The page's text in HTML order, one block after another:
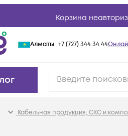
Корзина
Алматы +7 (727) 344 34 44
Кабельная продукция, СКС и